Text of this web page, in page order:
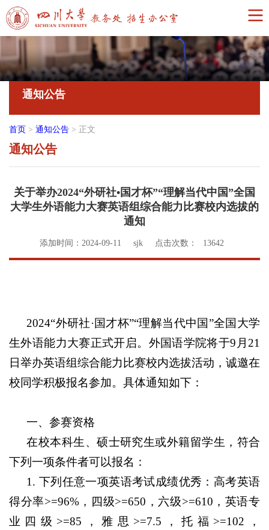
通知公告
首页 > 通知公告 > 正文
通知公告
关于举办2024“外研社•国才杯”“理解当代中国”全国
大学生外语能力大赛英语组综合能力比赛校内选拔的
通知
添加时间：2024-09-11 sjk 点击次数： 13642
2024“外研社·国才杯”“理解当代中国”全国大学
生外语能力大赛正式开启。外国语学院将于9 月 21
日举办英语组综合能力比赛校内选拔活动，诚邀在
校同学积极报名参加。具体通知如下：
一、参赛资格
在校本科生、硕士研究生或外籍留学生，符合
下列一项条件者可以报名：
1. 下列任意一项英语考试成绩优秀：高考英语
得分率>=96%，四级>=650 ，六级>=610 ，英语专
业四级 >=85 ，雅思 >=7.5 ，托福 >=102 ，